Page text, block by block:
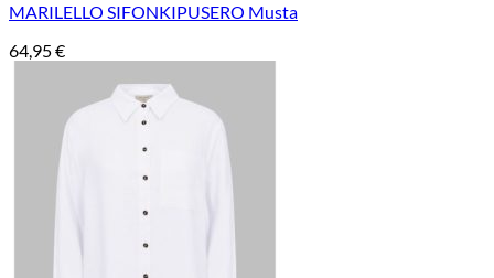
MARILELLO SIFONKIPUSERO Musta
64,95€